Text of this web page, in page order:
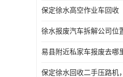
保定徐水高空作业车回收